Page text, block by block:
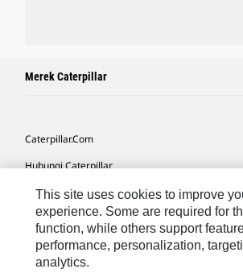
Merek Caterpillar
Caterpillar.com
Hubungi Caterpillar
Preferensi Pemasaran Saya
Peta Situs
Cookie Settings
This site uses cookies to improve
experience. Some are required for
function, while others support
performance, personalization,
analytics.